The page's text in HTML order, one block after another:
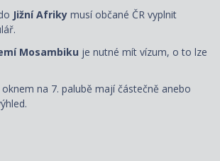
Jižní Afriky musí občané ČR vyplnit
Mosambiku je nutné mít vízum, o to lze
na 7. palubě mají částečně anebo